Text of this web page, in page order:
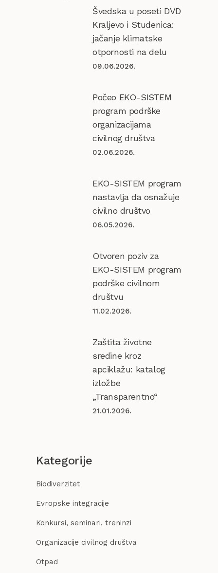
Švedska u poseti DVD
Kraljevo i Studenica:
jačanje klimatske
otpornosti na delu
09.06.2026.
Počeo EKO-SISTEM
program podrške
organizacijama
civilnog društva
02.06.2026.
EKO-SISTEM program
nastavlja da osnažuje
civilno društvo
06.05.2026.
Otvoren poziv za
EKO-SISTEM program
podrške civilnom
društvu
11.02.2026.
Zaštita životne
sredine kroz
apciklažu: katalog
izložbe
„Transparentno“
21.01.2026.
Kategorije
Biodiverzitet
Evropske integracije
Konkursi, seminari, treninzi
Organizacije civilnog društva
Otpad